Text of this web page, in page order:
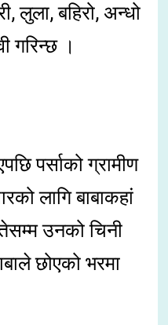
लुला, बहिरो, अन्धो
गरिन्छ ।
पर्साको ग्रामीण
लागि बाबाकहां
उनको चिनी
छोएको भरमा